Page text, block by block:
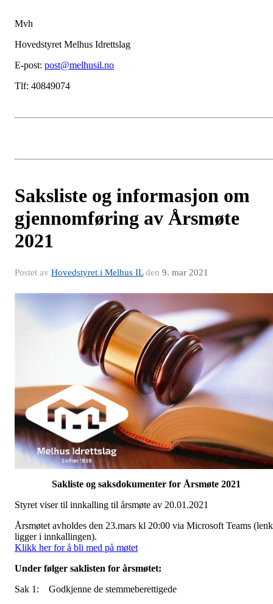
Mvh
Hovedstyret Melhus Idrettslag
E-post: post@melhusil.no
Tlf: 40849074
Saksliste og informasjon om
gjennomføring av Årsmøte
2021
Postet av Hovedstyret i Melhus ILden 9. mar 2021
Sakliste og saksdokumenter for Årsmøte 2021
Styret viser til innkalling til årsmøte av 20.01.2021
Årsmøtet avholdes den 23.mars kl 20:00 via Microsoft Teams
ligger i innkallingen).
Klikk her for å bli med på møtet
Under følger saklisten for årsmøtet:
Sak 1: Godkjenne de stemmeberettigede